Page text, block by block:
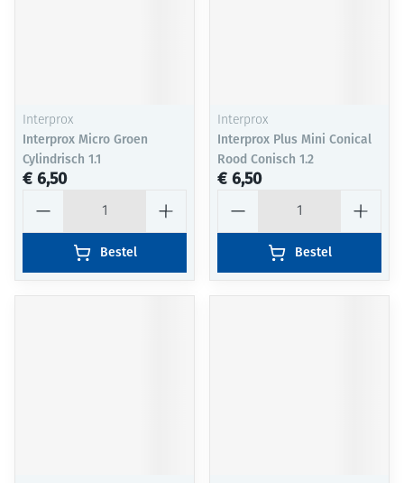
Interprox
Interprox Micro Groen
Cylindrisch 1.1
€ 6,50
Bestel
Interprox
Interprox Plus Mini Conical
Rood Conisch 1.2
€ 6,50
Bestel